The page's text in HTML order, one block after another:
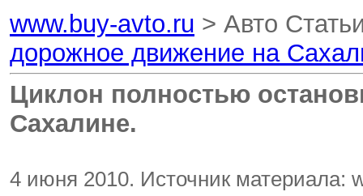
www.buy-avto.ru > Авто
дорожное движение на
Циклон полностью
Сахалине.
4 июня 2010. Источник материала: